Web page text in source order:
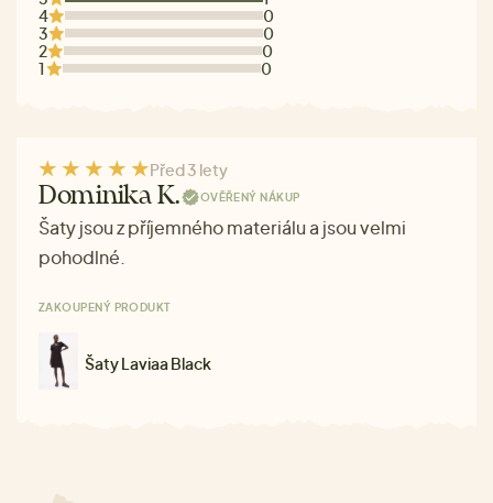
4
0
3
0
2
0
1
0
Před 3 lety
Dominika K. OVĚŘENÝ NÁKUP
Šaty jsou z příjemného materiálu a jsou velmi
pohodlné.
ZAKOUPENÝ PRODUKT
Šaty Laviaa Black